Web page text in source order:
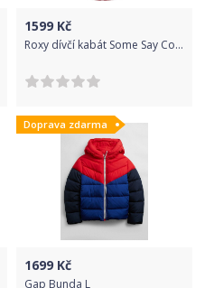
1599 Kč
Roxy dívčí kabát Some Say Coat ERGJK03095-RQH0 6 červená
Doprava zdarma
1699 Kč
Gap Bunda L